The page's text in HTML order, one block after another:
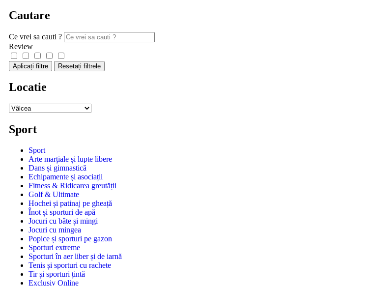
Cautare
Ce vrei sa cauti ?
Review
Aplicați filtre Resetați filtrele
Locatie
Sport
Sport
Arte marțiale și lupte libere
Dans și gimnastică
Echipamente și asociații
Fitness & Ridicarea greutății
Golf & Ultimate
Hochei și patinaj pe gheață
Înot și sporturi de apă
Jocuri cu bâte și mingi
Jocuri cu mingea
Popice și sporturi pe gazon
Sporturi extreme
Sporturi în aer liber și de iarnă
Tenis și sporturi cu rachete
Tir și sporturi țintă
Exclusiv Online